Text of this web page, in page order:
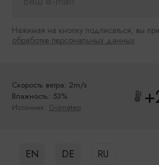
Нажимая на кнопку подписаться, вы
обработке персональных данных
Скорость ветра: 2m/s
Влажность: 53%
Источник: Gismeteo
EN DE RU